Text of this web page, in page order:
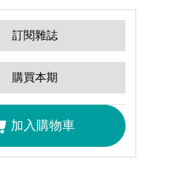
訂閱雜誌
購買本期
加入購物車